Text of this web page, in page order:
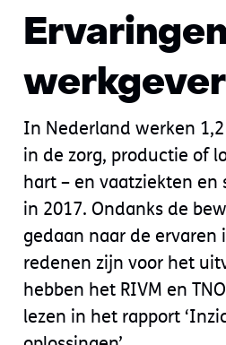
In Nederland werken
in de zorg, productie of
hart – en vaatziekten en
in 2017. Ondanks de
gedaan naar de
redenen zijn voor het
hebben het RIVM en
lezen in het rapport